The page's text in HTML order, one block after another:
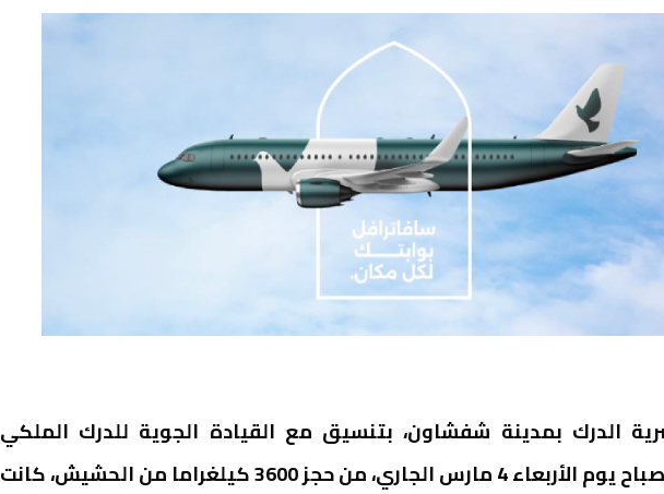
الدرك بمدينة شفشاون، بتنسيق مع القيادة الجوية للدرك الملكي
بتطوان، خلال الساعات الأولى من صباح يوم الأربعاء 4 مارس الجاري، من حجز 3600 كيلغراما من الحشيش، كانت